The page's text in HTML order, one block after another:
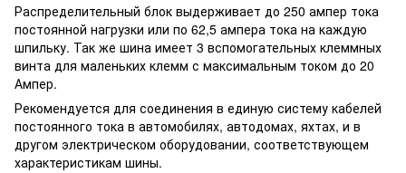
Распределительный блок выдерживает до 250 ампер тока
постоянной нагрузки или по 62,5 ампера тока на каждую
шпильку. Так же шина имеет 3 вспомогательных клеммных
винта для маленьких клемм с максимальным током до 20
Ампер.
Рекомендуется для соединения в единую систему кабелей
постоянного тока в автомобилях, автодомах, яхтах, и в
другом электрическом оборудовании, соответствующем
характеристикам шины.